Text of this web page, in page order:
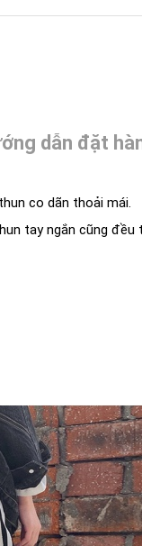
dẫn đặt
co dãn thoải mái.
tay ngắn cũng đều